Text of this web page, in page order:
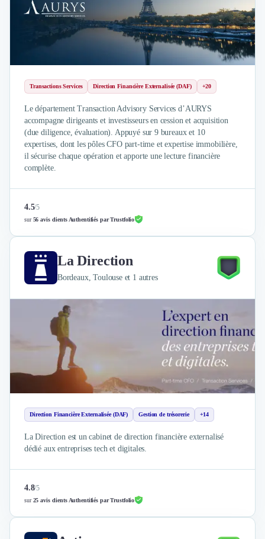
Intelligence Artificielle (IA)
Réalité Virtuelle (VR)
Bureaux d'Entreprise
Impression
Logistique
Traduction
Traiteur & Restauration
Conception & Aménagement de Bureaux
Sourcing et Imports
Office Management
Développement à l'international
Réhabilitation et maintenance
Gestion Immobilière
Logiciel PropTech
Courtage en Energie
Désinfection & décontamination
Nettoyage & Ménage
Espaces de Coworking
Transactions Services Direction Financière Externalisée (DAF) +20
Le département Transaction Advisory Services d’AURYS
accompagne dirigeants et investisseurs en cession et acquisition
(due diligence, évaluation). Appuyé sur 9 bureaux et 10
expertises, dont les pôles CFO part-time et expertise immobilière,
il sécurise chaque opération et apporte une lecture financière
complète.
4.5/5
sur56 avis clients Authentifiés par Trustfolio
La Direction
Bordeaux, Toulouse et 1 autres
Direction Financière Externalisée (DAF) Gestion de trésorerie +14
La Direction est un cabinet de direction financière externalisé
dédié aux entreprises tech et digitales.
4.8/5
sur25 avis clients Authentifiés par Trustfolio